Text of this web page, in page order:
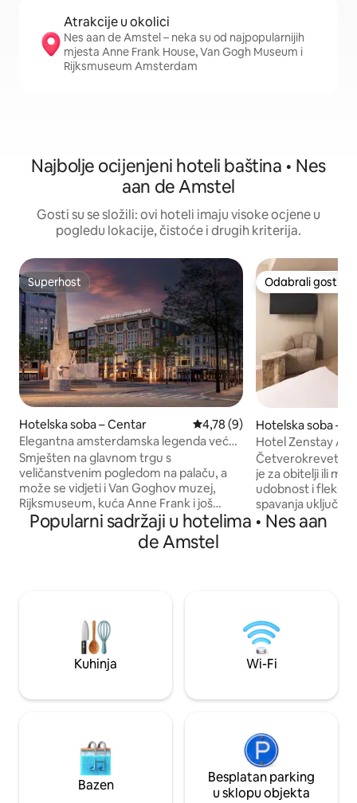
Atrakcije u okolici
Nes aan de Amstel – neka su od najpopularnijih
mjesta Anne Frank House, Van Gogh Museum i
Rijksmuseum Amsterdam
Najbolje ocijenjeni hoteli baština • Nes
aan de Amstel
Gosti su se složili: ovi hoteli imaju visoke ocjene u
pogledu lokacije, čistoće i drugih kriterija.
Superhost
Superhost
Hotelska soba – Centar Prosječna ocjena: 4,78/5,
4,78 (9)
Elegantna amsterdamska legenda već
više od 150 godina
Smješten na glavnom trgu s
veličanstvenim pogledom na palaču, a
može se vidjeti i Van Goghov muzej,
Rijksmuseum, kuća Anne Frank i još
mnogo toga. Naša novouređena soba
Deluxe prikazuje najbolje od modernog
nizozemskog dizajna, s neutralnom
uz jelovnik s jastucima, Nespresso aparat
i minibar s lokalnim grickalicama i
osvježavajućim pićima.
Odabrali gosti
Odabrali gosti
Hotelska soba –
Hotel Zenstay
Apartman za
Četverokrevetna
je za obitelji ili
udobnost i
spavanja
200 cm) i kauč na
boravke u gradu.
od 16 do 36 m².
Popularni sadržaji u hotelima • Nes aan
de Amstel
Kuhinja Wi-Fi
Bazen
Besplatan parking
u sklopu objekta